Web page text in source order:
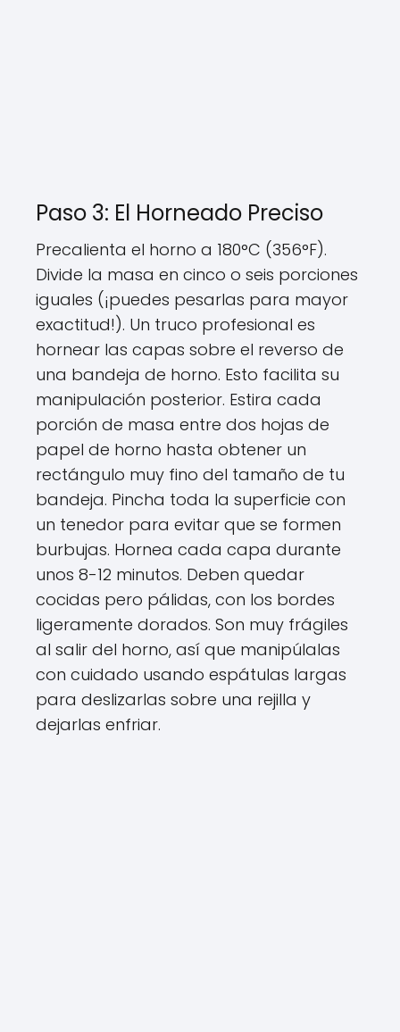
Paso 3: El Horneado Preciso
Precalienta el horno a 180°C (356°F).
Divide la masa en cinco o seis porciones
iguales (¡puedes pesarlas para mayor
exactitud!). Un truco profesional es
hornear las capas sobre el reverso de
una bandeja de horno. Esto facilita su
manipulación posterior. Estira cada
porción de masa entre dos hojas de
papel de horno hasta obtener un
rectángulo muy fino del tamaño de tu
bandeja. Pincha toda la superficie con
un tenedor para evitar que se formen
burbujas. Hornea cada capa durante
unos 8-12 minutos. Deben quedar
cocidas pero pálidas, con los bordes
ligeramente dorados. Son muy frágiles
al salir del horno, así que manipúlalas
con cuidado usando espátulas largas
para deslizarlas sobre una rejilla y
dejarlas enfriar.